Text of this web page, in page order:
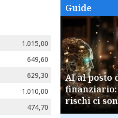
1.015,00
649,60
629,30
1.010,00
474,70
Guide
AI al posto
finanziario:
rischi ci